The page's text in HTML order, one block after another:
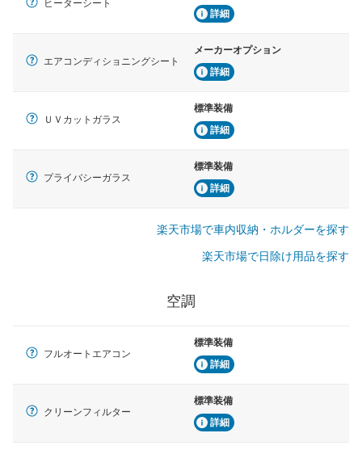
ヒーターシート
詳細
エアコンディショニングシート
メーカーオプション
詳細
ＵＶカットガラス
標準装備
詳細
プライバシーガラス
標準装備
詳細
楽天市場で車内収納・ホルダーを探す
楽天市場で日除け用品を探す
空調
フルオートエアコン
標準装備
詳細
クリーンフィルター
標準装備
詳細